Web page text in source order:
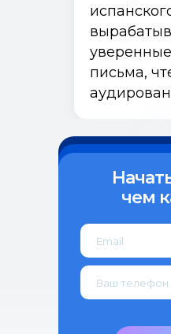
письма,
чем
Записаться
ipo@samsmu.ru
+7 (846) 374-10-04 (доб.
+7 927 260-15-56
Оферта
podzorova@samsmu.ru